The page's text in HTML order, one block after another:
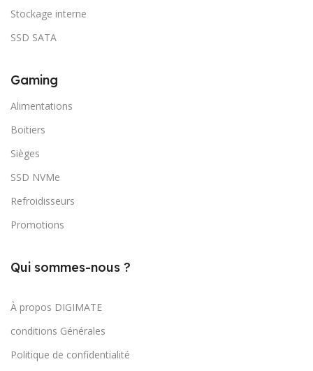
Stockage interne
SSD SATA
Gaming
Alimentations
Boitiers
Sièges
SSD NVMe
Refroidisseurs
Promotions
Qui sommes-nous ?
À propos DIGIMATE
conditions Générales
Politique de confidentialité